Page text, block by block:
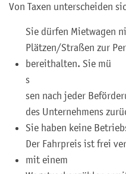
Von Taxen unterscheiden
Sie dürfen Mietwagen
Plätzen/Straßen zur
bereithalten. Sie mü
s
sen nach jeder
des Unternehmens
Sie haben keine
Der Fahrpreis ist frei
mit einem